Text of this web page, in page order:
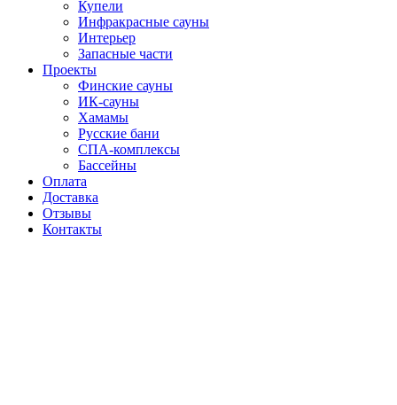
Купели
Инфракрасные сауны
Интерьер
Запасные части
Проекты
Финские сауны
ИК-сауны
Хамамы
Русские бани
СПА-комплексы
Бассейны
Оплата
Доставка
Отзывы
Контакты